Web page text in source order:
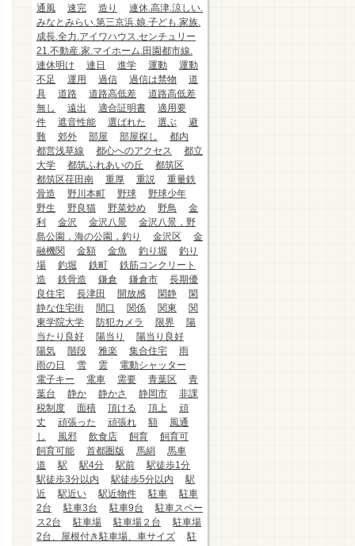
通風
速完 造り
連休.高津.涼しい.
みなとみらい.第三京浜.娘.子ども.家族.
成長.全力.アイワハウス.センチュリー
21.不動産.家.マイホーム.田園都市線.
連休明け
連日 進学 運動
運動
不足
運用 過信 過信は禁物
道
具
道路 道路高低差
道路高低差
無し
遠出 適合証明書
適用要
件
遮音性能 選ばれた 選ぶ
避
難
郊外 部屋 部屋探し
都内
都営浅草線
都心へのアクセス
都立
大学
都筑ふれあいの丘
都筑区
都筑区荏田南
重厚 重説
重量鉄
骨造
野川本町 野球
野球少年
野生
野良猫 野菜炒め 野鳥
金
利
金沢 金沢八景
金沢八景，野
島公園，海の公園，釣り
金沢区
金
融機関
金額 金魚 釣り堀
釣り
場
釣堀 鉄町
鉄筋コンクリート
造
鉄骨造 鎌倉 鎌倉市
長期優
良住宅
長津田 開放感 閑静
閑
静な住宅街
間口 関係 関東
関
東学院大学
防犯カメラ 限界
陽
当たり良好
陽当り
陽当り良好
陽気
階段 雅楽 集合住宅
雨
雨の日
雪 雲
電動シャッター
電子キー
電車 需要 青葉区
青
葉台
静か 静かさ 静岡市
非課
税制度
面積 頂ける 頂上
頑
丈
頑張った 頑張れ 額
風通
し
風邪 飲食店 飼育
飼育可
飼育可能
首都圏版 馬絹
馬車
道
駅 駅4分 駅前
駅徒歩1分
駅徒歩3分以内
駅徒歩5分以内
駅
近
駅近い 駅近物件 駐車
駐車
2台
駐車3台 駐車9台
駐車スペー
ス2台
駐車場 駐車場２台
駐車場
2台、屋根付き駐車場、車サイズ
駐